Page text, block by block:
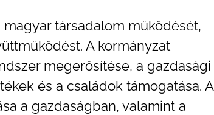
társadalom működését,
A kormányzat
megerősítése, a gazdasági
és a családok támogatása. A
a gazdaságban, valamint a